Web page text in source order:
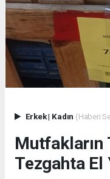
Erkek| Kadın (Haberi
Mutfakların
Tezgahta El